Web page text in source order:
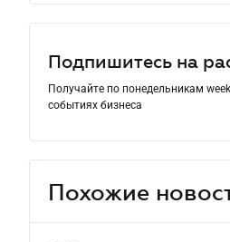
Подпишитесь на
Получайте по понедельникам
событиях бизнеса
Похожие